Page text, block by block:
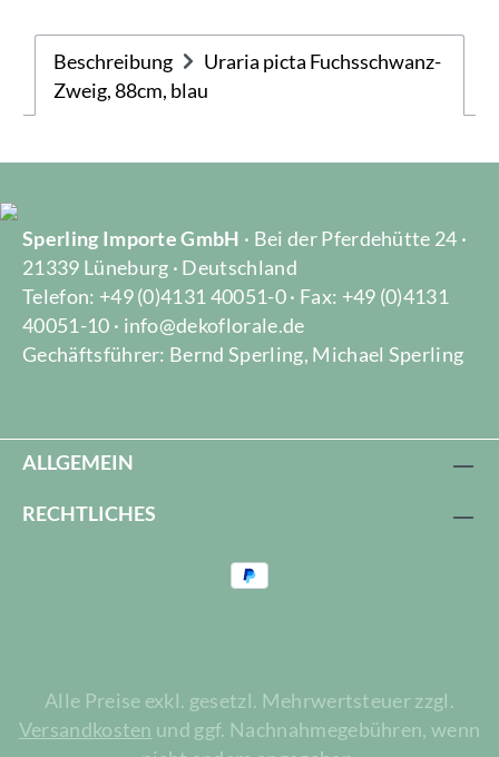
Beschreibung
Uraria picta Fuchsschwanz-
Zweig, 88cm, blau
Sperling Importe GmbH · Bei der Pferdehütte 24 ·
21339 Lüneburg · Deutschland
Telefon: +49 (0)4131 40051-0 · Fax: +49 (0)4131
40051-10 · info@dekoflorale.de
Gechäftsführer: Bernd Sperling, Michael Sperling
ALLGEMEIN
RECHTLICHES
Alle Preise exkl. gesetzl. Mehrwertsteuer zzgl.
Versandkosten und ggf. Nachnahmegebühren, wenn